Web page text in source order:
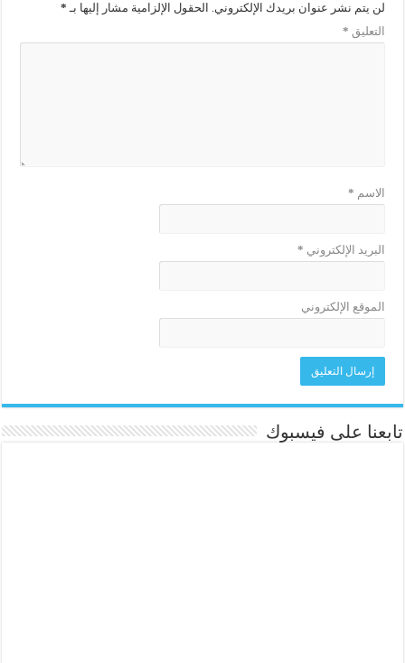
لن يتم نشر عنوان بريدك الإلكتروني. الحقول الإلزامية مشار إليها بـ *
التعليق *
الاسم *
البريد الإلكتروني *
الموقع الإلكتروني
تابعنا على فيسبوك